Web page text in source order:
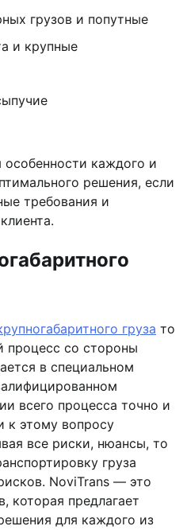
грузов и попутные
и крупные
каждого и
решения, если
требования и
груза то
процесс со стороны
в специальном
всего процесса точно и
к этому вопросу
все риски, нюансы, то
груза
NoviTrans — это
которая предлагает
для каждого из